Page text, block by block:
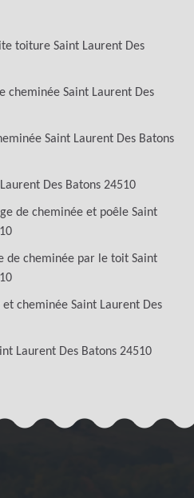
toiture Saint Laurent Des
cheminée Saint Laurent Des
Saint Laurent Des Batons
Des Batons 24510
de cheminée et poêle Saint
de cheminée par le toit Saint
cheminée Saint Laurent Des
Laurent Des Batons 24510